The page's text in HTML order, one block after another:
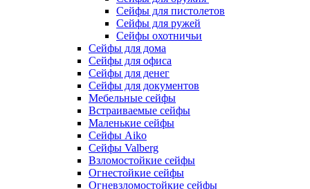
Сейфы для пистолетов
Сейфы для ружей
Сейфы охотничьи
Cейфы для дома
Cейфы для офиса
Сейфы для денег
Сейфы для документов
Мебельные сейфы
Встраиваемые сейфы
Маленькие сейфы
Сейфы Aiko
Сейфы Valberg
Взломостойкие сейфы
Огнестойкие сейфы
Огневзломостойкие сейфы